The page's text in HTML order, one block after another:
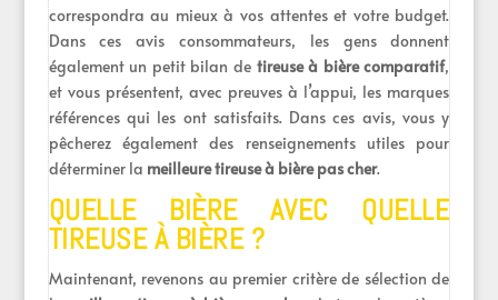
correspondra au mieux à vos attentes et votre budget.
Dans ces avis consommateurs, les gens donnent
également un petit bilan de tireuse à bière comparatif,
et vous présentent, avec preuves à l’appui, les marques
références qui les ont satisfaits. Dans ces avis, vous y
pêcherez également des renseignements utiles pour
déterminer la meilleure tireuse à bière pas cher.
QUELLE BIÈRE AVEC QUELLE
TIREUSE À BIÈRE ?
Maintenant, revenons au premier critère de sélection de